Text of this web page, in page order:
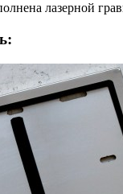
лазерной